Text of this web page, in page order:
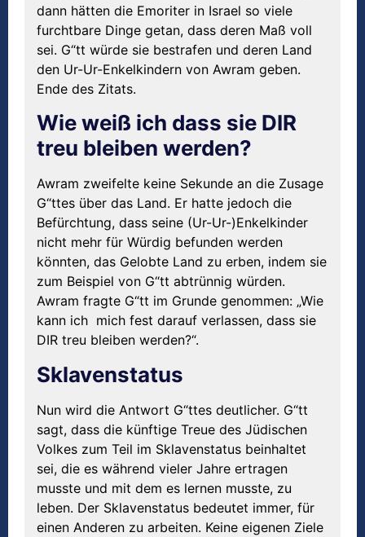
dann hätten die Emoriter in Israel so viele
furchtbare Dinge getan, dass deren Maß voll
sei. G“tt würde sie bestrafen und deren Land
den Ur-Ur-Enkelkindern von Awram geben.
Ende des Zitats.
Wie weiß ich dass sie DIR
treu bleiben werden?
Awram zweifelte keine Sekunde an die Zusage
G“ttes über das Land. Er hatte jedoch die
Befürchtung, dass seine (Ur-Ur-)Enkelkinder
nicht mehr für Würdig befunden werden
könnten, das Gelobte Land zu erben, indem sie
zum Beispiel von G“tt abtrünnig würden.
Awram fragte G“tt im Grunde genommen: „Wie
kann ich mich fest darauf verlassen, dass sie
DIR treu bleiben werden?“.
Sklavenstatus
Nun wird die Antwort G“ttes deutlicher. G“tt
sagt, dass die künftige Treue des Jüdischen
Volkes zum Teil im Sklavenstatus beinhaltet
sei, die es während vieler Jahre ertragen
musste und mit dem es lernen musste, zu
leben. Der Sklavenstatus bedeutet immer, für
einen Anderen zu arbeiten. Keine eigenen Ziele